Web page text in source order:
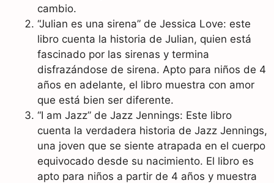
cambio.
“Julian es una sirena” de Jessica Love: este
libro cuenta la historia de Julian, quien está
fascinado por las sirenas y termina
disfrazándose de sirena. Apto para niños de 4
años en adelante, el libro muestra con amor
que está bien ser diferente.
“I am Jazz” de Jazz Jennings: Este libro
cuenta la verdadera historia de Jazz Jennings,
una joven que se siente atrapada en el cuerpo
equivocado desde su nacimiento. El libro es
apto para niños a partir de 4 años y muestra